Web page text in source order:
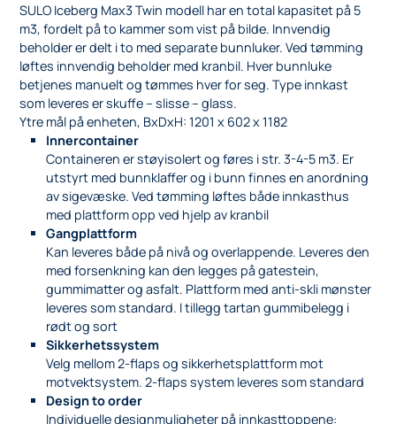
SULO Iceberg Max3 Twin modell har en total kapasitet på 5
m3, fordelt på to kammer som vist på bilde. Innvendig
beholder er delt i to med separate bunnluker. Ved tømming
løftes innvendig beholder med kranbil. Hver bunnluke
betjenes manuelt og tømmes hver for seg. Type innkast
som leveres er skuffe – slisse – glass.
Ytre mål på enheten, BxDxH: 1201 x 602 x 1182
Innercontainer
Containeren er støyisolert og føres i str. 3-4-5 m3. Er
utstyrt med bunnklaffer og i bunn finnes en anordning
av sigevæske. Ved tømming løftes både innkasthus
med plattform opp ved hjelp av kranbil
Gangplattform
Kan leveres både på nivå og overlappende. Leveres den
med forsenkning kan den legges på gatestein,
gummimatter og asfalt. Plattform med anti-skli mønster
leveres som standard. I tillegg tartan gummibelegg i
rødt og sort
Sikkerhetssystem
Velg mellom 2-flaps og sikkerhetsplattform mot
motvektsystem. 2-flaps system leveres som standard
Design to order
Individuelle designmuligheter på innkasttoppene: